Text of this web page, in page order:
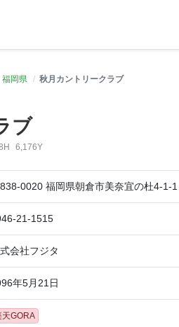
福岡県 秋月カントリークラブ
ブ
6,176Y
0020 福岡県朝倉市美奈宜の杜4-1-1
21-1515
会社フジタ
年5月21日
天GORA